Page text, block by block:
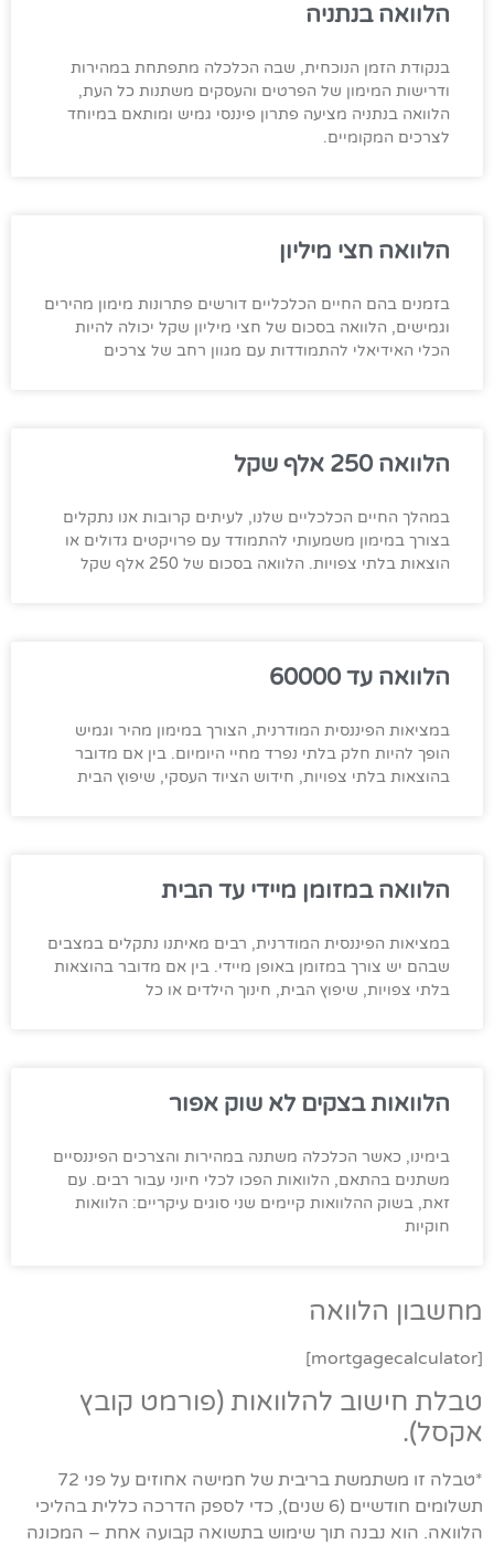
הלוואה בנתניה
בנקודת הזמן הנוכחית, שבה הכלכלה מתפתחת במהירות
ודרישות המימון של הפרטים והעסקים משתנות כל העת,
הלוואה בנתניה מציעה פתרון פיננסי גמיש ומותאם במיוחד
לצרכים המקומיים.
הלוואה חצי מיליון
בזמנים בהם החיים הכלכליים דורשים פתרונות מימון מהירים
וגמישים, הלוואה בסכום של חצי מיליון שקל יכולה להיות
הכלי האידיאלי להתמודדות עם מגוון רחב של צרכים
הלוואה 250 אלף שקל
במהלך החיים הכלכליים שלנו, לעיתים קרובות אנו נתקלים
בצורך במימון משמעותי להתמודד עם פרויקטים גדולים או
הוצאות בלתי צפויות. הלוואה בסכום של 250 אלף שקל
הלוואה עד 60000
במציאות הפיננסית המודרנית, הצורך במימון מהיר וגמיש
הופך להיות חלק בלתי נפרד מחיי היומיום. בין אם מדובר
בהוצאות בלתי צפויות, חידוש הציוד העסקי, שיפוץ הבית
הלוואה במזומן מיידי עד הבית
במציאות הפיננסית המודרנית, רבים מאיתנו נתקלים במצבים
שבהם יש צורך במזומן באופן מיידי. בין אם מדובר בהוצאות
בלתי צפויות, שיפוץ הבית, חינוך הילדים או כל
הלוואות בצקים לא שוק אפור
בימינו, כאשר הכלכלה משתנה במהירות והצרכים הפיננסיים
משתנים בהתאם, הלוואות הפכו לכלי חיוני עבור רבים. עם
זאת, בשוק ההלוואות קיימים שני סוגים עיקריים: הלוואות
חוקיות
מחשבון הלוואה
[mortgagecalculator]
טבלת חישוב להלוואות (פורמט קובץ
אקסל).
*טבלה זו משתמשת בריבית של חמישה אחוזים על פני 72
תשלומים חודשיים (6 שנים), כדי לספק הדרכה כללית בהליכי
הלוואה. הוא נבנה תוך שימוש בתשואה קבועה אחת – המכונה